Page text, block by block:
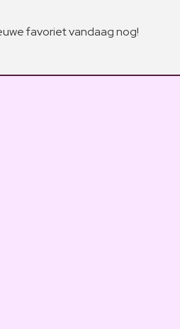
favoriet vandaag nog!